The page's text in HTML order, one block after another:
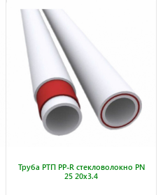
Труба РТП PP-R стекловолокно PN
25 20x3.4